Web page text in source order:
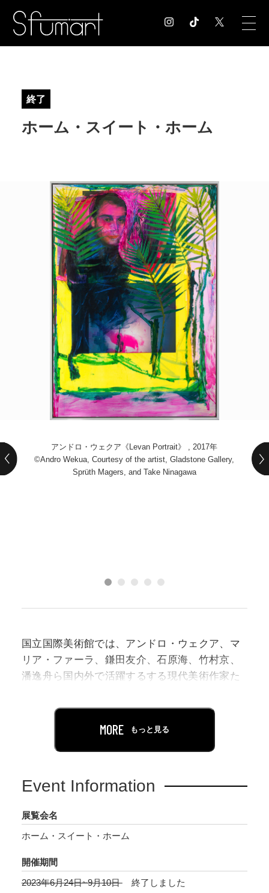
EXHIBITION 展覧会情報
NEWS お知らせ
CONTACT お問合せ
POLICY COMPANY
終了
ホーム・スイート・ホーム
アンドロ・ウェクア《Levan Portrait》 , 2017年
©Andro Wekua, Courtesy of the artist, Gladstone Gallery,
Sprüth Magers, and Take Ninagawa
国立国際美術館では、アンドロ・ウェクア、マ
リア・ファーラ、鎌田友介、石原海、竹村京、
潘逸舟ら国内外で活躍するする現代美術作家た
を開催します。
は、私たちの生活に大きな変化をもたらしまし
た行動も、「不要不急」という言葉によって制
5月8日をもって5類感染症に移行したことで、コ
ロナ対策は一定の区切りがつけられましたが、
はないでしょうか。
MORE もっと見る
Event Information
展覧会名
ホーム・スイート・ホーム
開催期間
2023年6月24日~9月10日
終了しました